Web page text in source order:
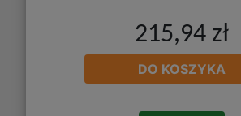
215,94 zł
DO KOSZYKA